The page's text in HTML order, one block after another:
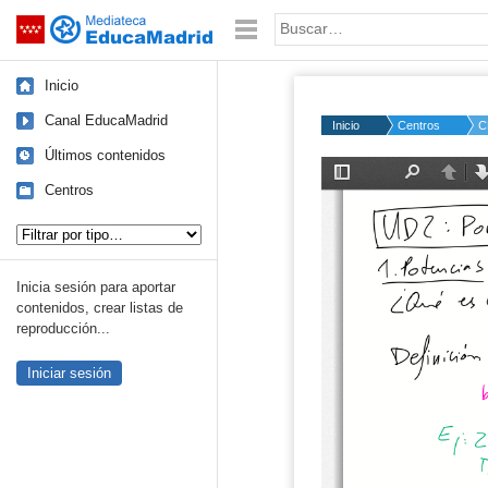
Saltar navegación Palabra o frase:
Inicio
Canal EducaMadrid
Últimos contenidos
Centros
Inicia sesión para aportar
contenidos, crear listas de
reproducción...
Iniciar sesión
Inicio Centros